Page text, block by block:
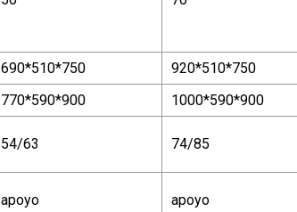
690*510*750 920*510*750
770*590*900 1000*590*900
54/63 74/85
apoyo apoyo